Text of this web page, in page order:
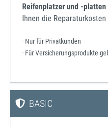
Reifenplatzer und -
Ihnen die
· Nur für Privatkunden
· Für Versicherungsprodukte
BASIC